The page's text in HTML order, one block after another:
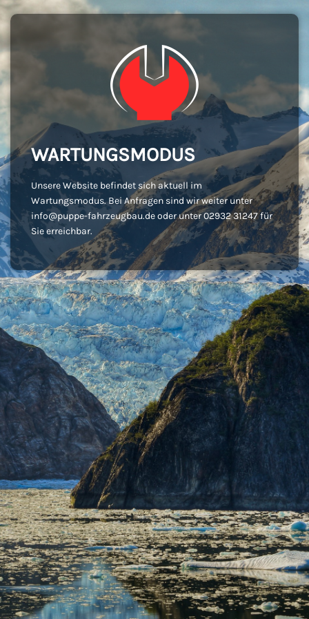
WARTUNGSMODUS
Unsere Website befindet sich aktuell im
Wartungsmodus. Bei Anfragen sind wir weiter unter
info@puppe-fahrzeugbau.de oder unter 02932 31247 für
Sie erreichbar.